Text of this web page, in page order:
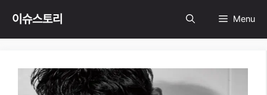
Skip
content
이슈스토리 Menu